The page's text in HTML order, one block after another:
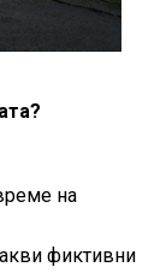
на
фиктивни